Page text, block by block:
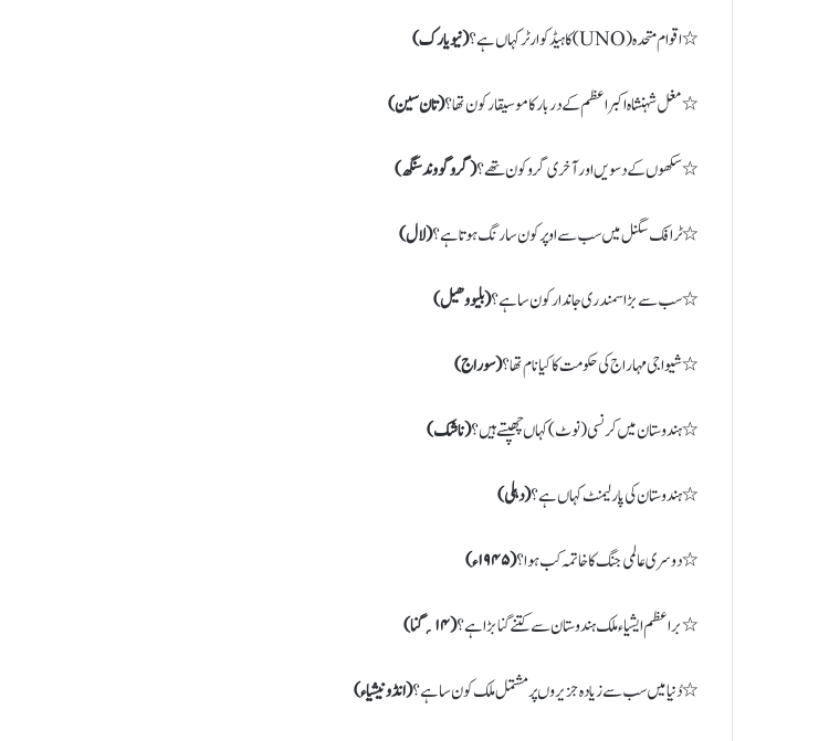
٭ اقوام متحدہ (UNO) کا ہیڈکوارٹر کہاں ہے؟ ( نیویارک)
٭ مغل شہنشاہ اکبر اعظم کے دربار کا موسیقار کون تھا؟( تان سین)
٭ سکھوں کے دسویں اور آخری گرو کون تھے؟( گرو گووند سنگھ)
٭ ٹرافک سگنل میں سب سے اوپر کون سا رنگ ہوتا ہے؟( لال)
٭ سب سے بڑا سمندری جاندار کون سا ہے؟( بلیو وھیل)
٭ شیواجی مہاراج کی حکومت کا کیا نام تھا؟( سوراج)
٭ ہندوستان میں کرنسی ( نوٹ) کہاں چھپتے ہیں؟( ناشک)
٭ ہندوستان کی پارلیمنٹ کہاں ہے؟( دہلی)
٭ دوسری عالمی جنگ کا خاتمہ کب ہوا؟( ۱۹۴۵ء)
٭ براعظم ایشیاء ملک ہندوستان سے کتنے گنا بڑا ہے؟( ۱۴؍ گنا)
٭ دُنیا میں سب سے زیادہ جزیروں پر مشتمل ملک کون سا ہے؟( انڈونیشیاء)